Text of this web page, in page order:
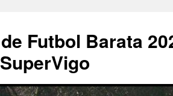
Futbol Barata